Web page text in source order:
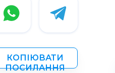
КОПІЮВАТИ
ПОСИЛАННЯ